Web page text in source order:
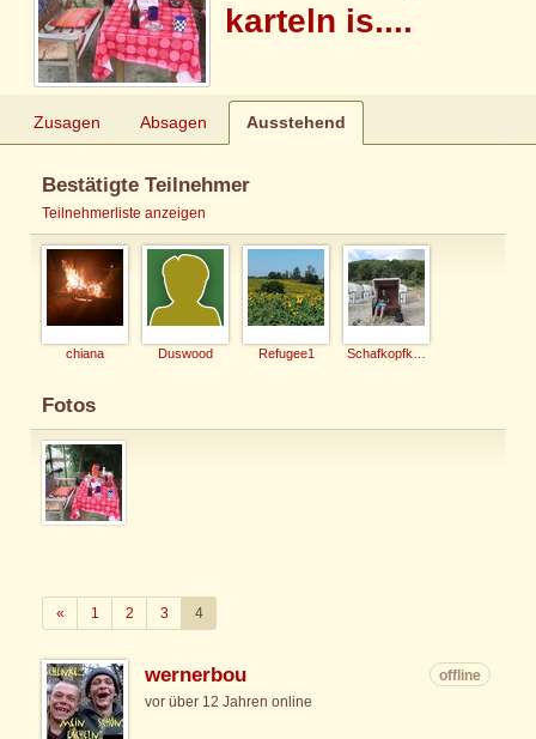
karteln is....
Zusagen Absagen Ausstehend
Bestätigte Teilnehmer
Teilnehmerliste anzeigen
chiana Duswood Refugee1
Fotos
«Zurück
1 2 3 4
wernerbou
offline
vor über 12 Jahren online